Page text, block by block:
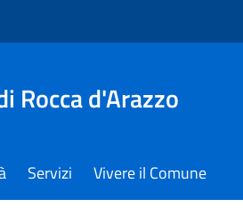
Rocca d'Arazzo
Servizi Vivere il Comune